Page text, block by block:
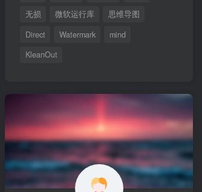
无损
微软运行库
思维导图
Direct
Watermark
mind
KleanOut